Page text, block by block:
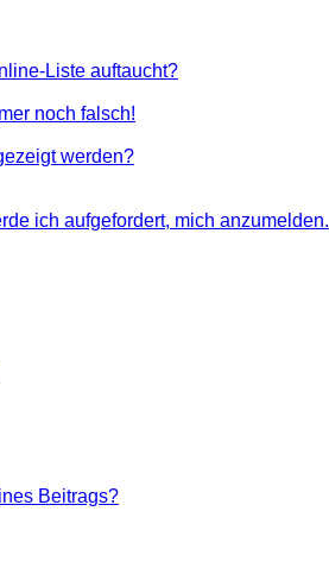
Liste auftaucht?
noch falsch!
werden?
ich aufgefordert, mich anzumelden.
Beitrags?